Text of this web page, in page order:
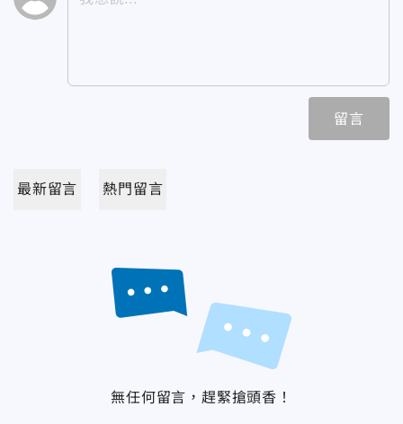
留言
最新留言 熱門留言
無任何留言，趕緊搶頭香！